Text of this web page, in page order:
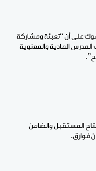
على أن “تعبئة ومشاركة
المادية والمعنوية
المستقبل والضامن
فوارق.